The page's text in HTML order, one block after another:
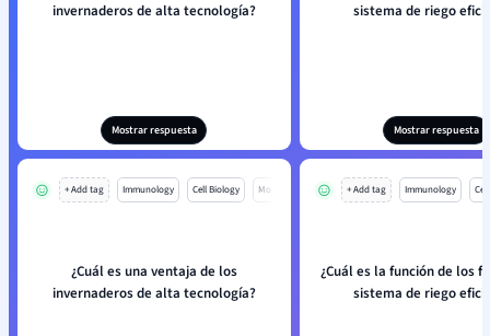
invernaderos de alta tecnología?
Mostrar respuesta
sistema de riego
Mostrar respuesta
+ Add tag Immunology Cell Biology Mo
¿Cuál es una ventaja de los
invernaderos de alta tecnología?
+ Add tag Immunology
¿Cuál es la función de los
sistema de riego